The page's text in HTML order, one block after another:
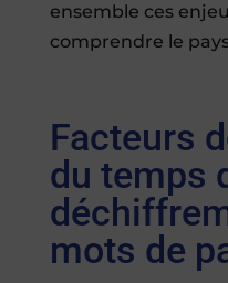
ensemble ces
comprendre le
Facteurs
du temps
mots de